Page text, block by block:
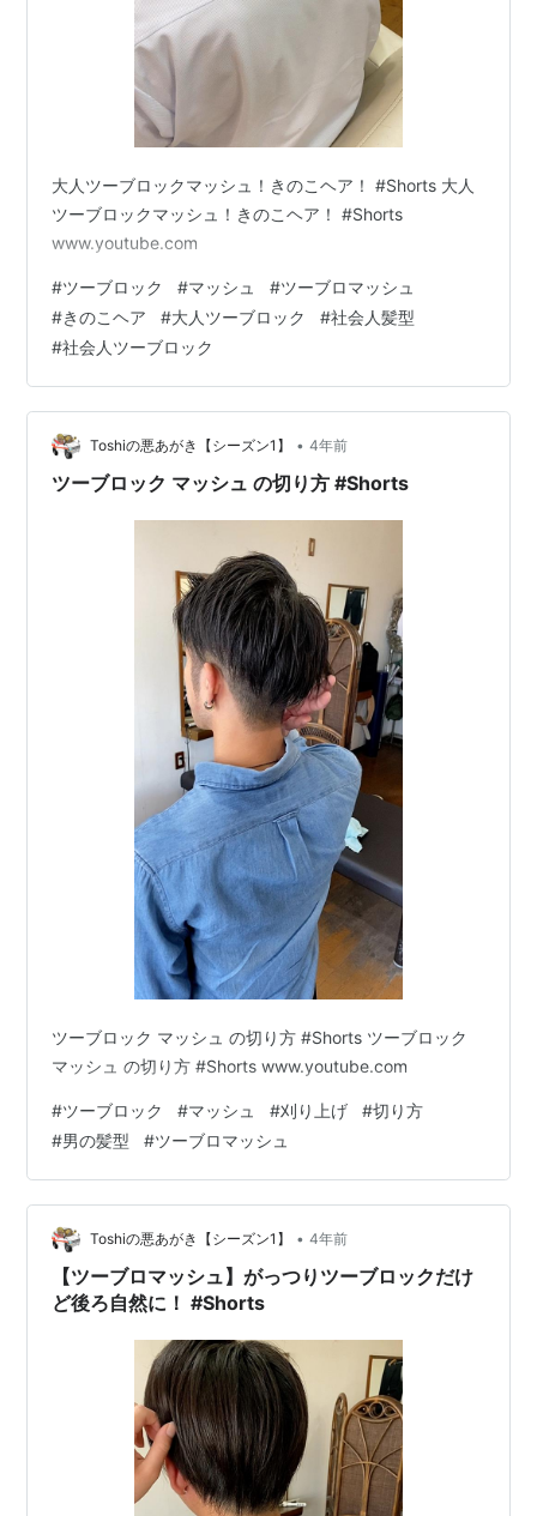
大人ツーブロックマッシュ！きのこヘア！ #Shorts 大人
ツーブロックマッシュ！きのこヘア！ #Shorts
www.youtube.com
#ツーブロック #マッシュ #ツーブロマッシュ
#きのこヘア #大人ツーブロック #社会人髪型
#社会人ツーブロック
Toshiの悪あがき【シーズン1】 • 4年前
ツーブロック マッシュ の切り方 #Shorts
ツーブロック マッシュ の切り方 #Shorts ツーブロック
マッシュ の切り方 #Shorts www.youtube.com
#ツーブロック #マッシュ #刈り上げ #切り方
#男の髪型 #ツーブロマッシュ
Toshiの悪あがき【シーズン1】 • 4年前
【ツーブロマッシュ】がっつりツーブロックだけ
ど後ろ自然に！ #Shorts